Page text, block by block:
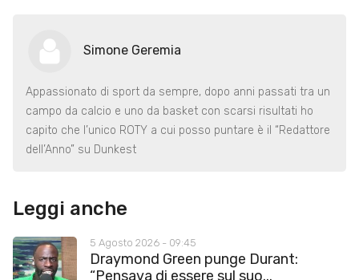
Simone Geremia
Appassionato di sport da sempre, dopo anni passati tra un
campo da calcio e uno da basket con scarsi risultati ho
capito che l’unico ROTY a cui posso puntare è il “Redattore
dell’Anno” su Dunkest
Leggi anche
5 Agosto 2026 - 09:45
Draymond Green punge Durant:
“Pensava di essere sul suo...